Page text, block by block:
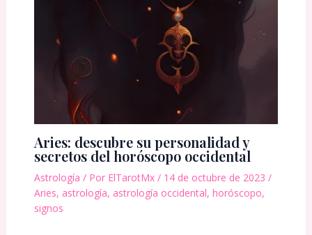
Aries: descubre su personalidad y
secretos del horóscopo occidental
Astrología / Por ElTarotMx / 14 de octubre de 2023 /
Aries, astrología, astrología occidental, horóscopo,
signos